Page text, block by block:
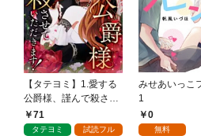
【タテヨミ】1.愛する
公爵様、謹んで殺させ
ていただきます！
71
タテヨミ 試読フル
みせあいっこ
1
0
無料